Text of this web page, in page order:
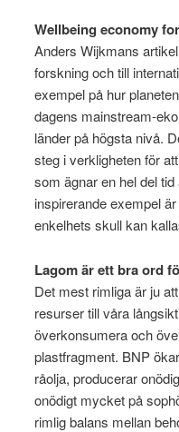
Wellbeing economy
Anders Wijkmans
forskning och till
exempel på hur
dagens mainstream-
länder på högsta nivå.
steg i verkligheten för
som ägnar en hel del
inspirerande exempel
enkelhets skull kan
Lagom är ett bra ord
Det mest rimliga är ju
resurser till våra
överkonsumera och
plastfragment. BNP
råolja, producerar
onödigt mycket på
rimlig balans mellan